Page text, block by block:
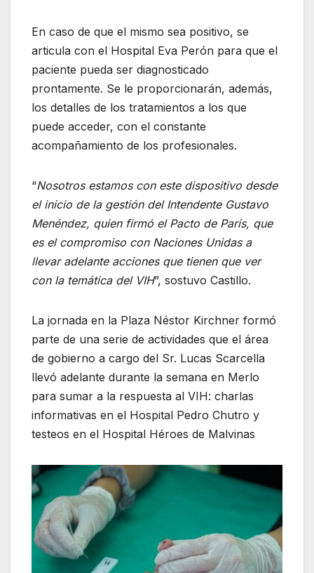
En caso de que el mismo sea positivo, se
articula con el Hospital Eva Perón para que el
paciente pueda ser diagnosticado
prontamente. Se le proporcionarán, además,
los detalles de los tratamientos a los que
puede acceder, con el constante
acompañamiento de los profesionales.
“Nosotros estamos con este dispositivo desde
el inicio de la gestión del Intendente Gustavo
Menéndez, quien firmó el Pacto de París, que
es el compromiso con Naciones Unidas a
llevar adelante acciones que tienen que ver
con la temática del VIH”, sostuvo Castillo.
La jornada en la Plaza Néstor Kirchner formó
parte de una serie de actividades que el área
de gobierno a cargo del Sr. Lucas Scarcella
llevó adelante durante la semana en Merlo
para sumar a la respuesta al VIH: charlas
informativas en el Hospital Pedro Chutro y
testeos en el Hospital Héroes de Malvinas